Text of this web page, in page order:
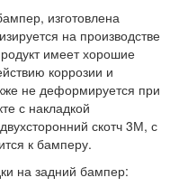
изготовлена
на производстве
имеет хорошие
коррозии и
не деформируется при
с накладкой
скотч 3М, с
к бамперу.
на задний бампер: